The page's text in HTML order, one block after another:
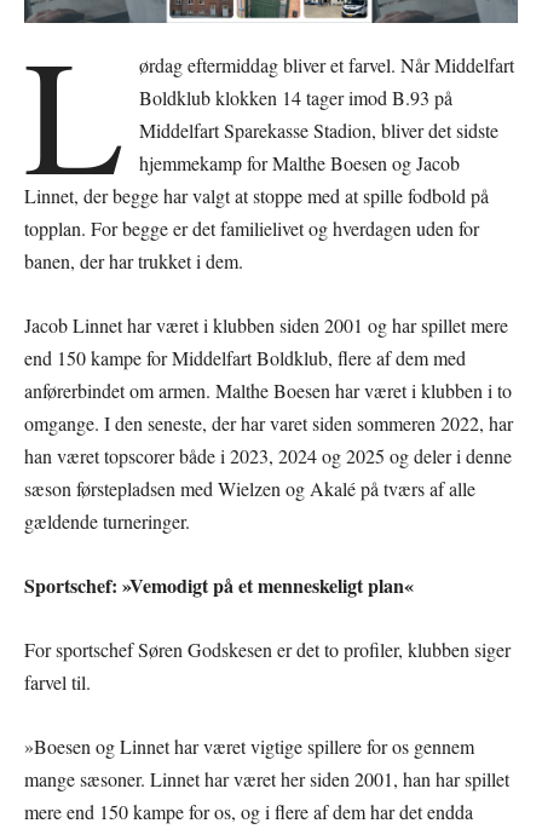
L
ørdag eftermiddag bliver et farvel. Når Middelfart
Boldklub klokken 14 tager imod B.93 på
Middelfart Sparekasse Stadion, bliver det sidste
hjemmekamp for Malthe Boesen og Jacob
Linnet, der begge har valgt at stoppe med at spille fodbold på
topplan. For begge er det familielivet og hverdagen uden for
banen, der har trukket i dem.
Jacob Linnet har været i klubben siden 2001 og har spillet mere
end 150 kampe for Middelfart Boldklub, flere af dem med
anførerbindet om armen. Malthe Boesen har været i klubben i to
omgange. I den seneste, der har varet siden sommeren 2022, har
han været topscorer både i 2023, 2024 og 2025 og deler i denne
sæson førstepladsen med Wielzen og Akalé på tværs af alle
gældende turneringer.
Sportschef: »Vemodigt på et menneskeligt plan«
For sportschef Søren Godskesen er det to profiler, klubben siger
farvel til.
»Boesen og Linnet har været vigtige spillere for os gennem
mange sæsoner. Linnet har været her siden 2001, han har spillet
mere end 150 kampe for os, og i flere af dem har det endda